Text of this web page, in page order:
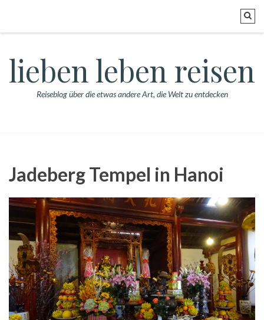
lieben leben reisen
Reiseblog über die etwas andere Art, die Welt zu entdecken
Jadeberg Tempel in Hanoi